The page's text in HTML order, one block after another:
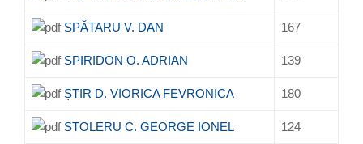
SPĂTARU V. DAN 167
SPIRIDON O. ADRIAN 139
ȘTIR D. VIORICA FEVRONICA 180
STOLERU C. GEORGE IONEL 124